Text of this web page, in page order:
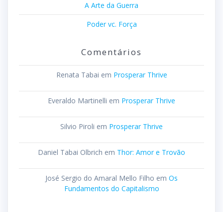
A Arte da Guerra
Poder vc. Força
Comentários
Renata Tabai em Prosperar Thrive
Everaldo Martinelli em Prosperar Thrive
Silvio Piroli em Prosperar Thrive
Daniel Tabai Olbrich em Thor: Amor e Trovão
José Sergio do Amaral Mello Filho em Os
Fundamentos do Capitalismo